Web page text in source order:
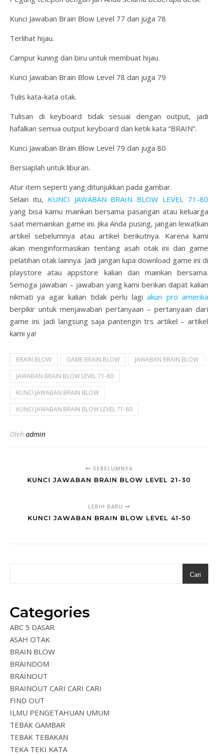
Kunci Jawaban Brain Blow Level 77 dan juga 78
Terlihat hijau.
Campur kuning dan biru untuk membuat hijau.
Kunci Jawaban Brain Blow Level 78 dan juga 79
Tulis kata-kata otak.
Tulisan di keyboard tidak sesuai dengan output, jadi
hafalkan semua output keyboard dan ketik kata “BRAIN”.
Kunci Jawaban Brain Blow Level 79 dan juga 80
Bersiaplah untuk liburan.
Atur item seperti yang ditunjukkan pada gambar.
Selain itu, KUNCI JAWABAN BRAIN BLOW LEVEL 71-80
yang bisa kamu mainkan bersama pasangan atau keluarga
saat memainkan game ini. Jika Anda pusing, jangan lewatkan
artikel sebelumnya atau artikel berikutnya. Karena kami
akan menginformasikan tentang asah otak ini dan game
pelatihan otak lainnya. Jadi jangan lupa download game ini di
playstore atau appstore kalian dan mainkan bersama.
Semoga jawaban – jawaban yang kami berikan dapat kalian
nikmati ya agar kalian tidak perlu lagiakun pro amerika
berpikir untuk menjawaban pertanyaan – pertanyaan dari
game ini. Jadi langsung saja pantengin trs artikel – artikel
kami ya!
BRAIN BLOW GAME BRAIN BLOW
JAWABAN BRAIN BLOW
JAWABAN BRAIN BLOW LEVEL 71-80
KUNCI JAWABAN BRAIN BLOW
KUNCI JAWABAN BRAIN BLOW LEVEL 71-80
Oleh admin
SEBELUMNYA
KUNCI JAWABAN BRAIN BLOW LEVEL 21-30
LEBIH BARU
KUNCI JAWABAN BRAIN BLOW LEVEL 41-50
Cari
Categories
ABC 5 DASAR
ASAH OTAK
BRAIN BLOW
BRAINDOM
BRAINOUT
BRAINOUT CARI CARI CARI
FIND OUT
ILMU PENGETAHUAN UMUM
TEBAK GAMBAR
TEBAK TEBAKAN
TEKA TEKI KATA